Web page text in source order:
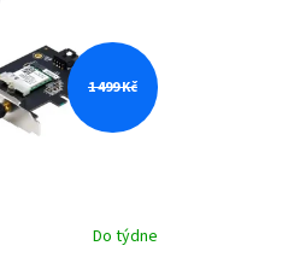
1 499 Kč
Do týdne